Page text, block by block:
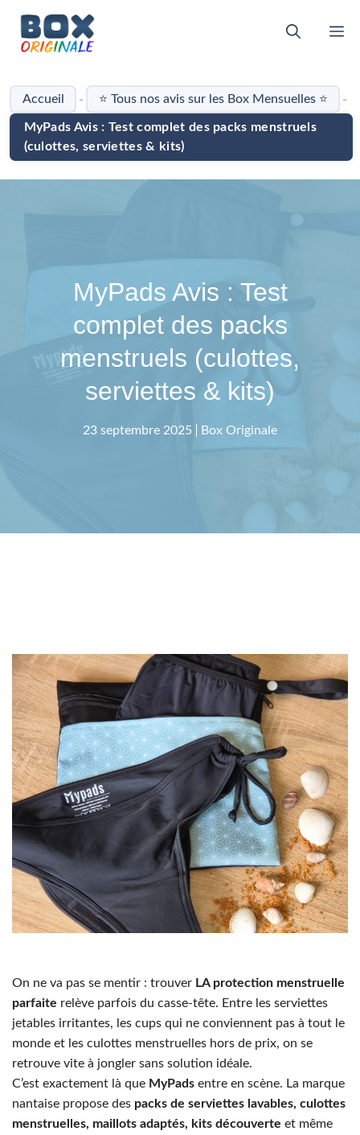
contenu
Accueil - ⭐ Tous nos avis sur les Box Mensuelles ⭐ -
MyPads Avis : Test complet des packs menstruels
(culottes, serviettes & kits)
MyPads Avis : Test
complet des packs
menstruels (culottes,
serviettes & kits)
23 septembre 2025 Box Originale
On ne va pas se mentir : trouver LA protection menstruelle
parfaite relève parfois du casse-tête. Entre les serviettes
jetables irritantes, les cups qui ne conviennent pas à tout le
monde et les culottes menstruelles hors de prix, on se
retrouve vite à jongler sans solution idéale.
C’est exactement là que MyPads entre en scène. La marque
nantaise propose des packs de serviettes lavables, culottes
menstruelles, maillots adaptés, kits découverte et même